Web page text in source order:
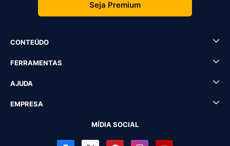
Seja Premium
CONTEÚDO
FERRAMENTAS
AJUDA
EMPRESA
MÍDIA SOCIAL